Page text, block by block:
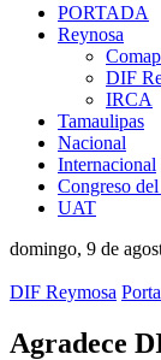
PORTADA
Reynosa
DIF
IRCA
Tamaulipas
Nacional
Internacional
Congreso
UAT
domingo, 9 de
DIF Reymosa
Agradece